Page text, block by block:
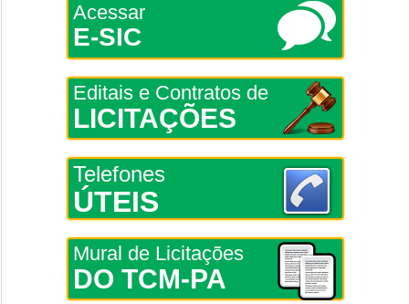
Acessar
E-SIC
Editais e Contratos de
LICITAÇÕES
Telefones
ÚTEIS
Mural de Licitações
DO TCM-PA